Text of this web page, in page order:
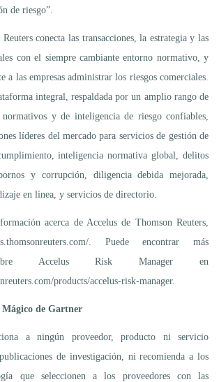
de riesgo”.
conecta las transacciones, la estrategia y las
con el siempre cambiante entorno normativo, y
a las empresas administrar los riesgos comerciales.
integral, respaldada por un amplio rango de
y de inteligencia de riesgo confiables,
líderes del mercado para servicios de gestión de
inteligencia normativa global, delitos
y corrupción, diligencia debida mejorada,
en línea, y servicios de directorio.
acerca de Accelus de Thomson Reuters,
. Puede encontrar más
Accelus Risk Manager en
products/accelus-risk-manager.
de Gartner
a ningún proveedor, producto ni servicio
de investigación, ni recomienda a los
que seleccionen a los proveedores con las